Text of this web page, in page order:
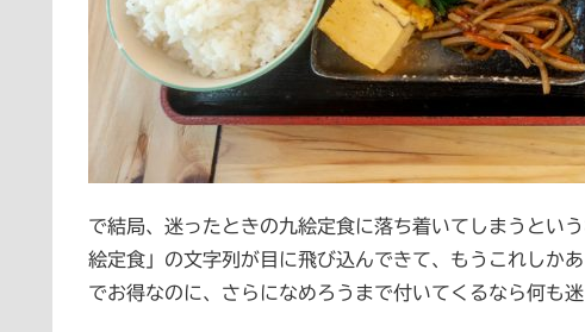
で結局、迷ったときの九絵定食に落ち着いてしまうとい
絵定食」の文字列が目に飛び込んできて、もうこれしか
でお得なのに、さらになめろうまで付いてくるなら何も迷